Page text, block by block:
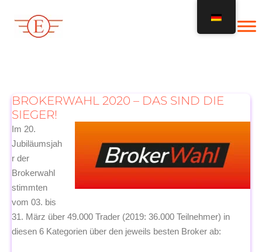
Inhalt
springen
BROKERWAHL 2020 – DAS SIND DIE
SIEGER!
Im 20.
Jubiläumsjah
r der
Brokerwahl
stimmten
vom 03. bis
31. März über 49.000 Trader (2019: 36.000 Teilnehmer) in
diesen 6 Kategorien über den jeweils besten Broker ab: